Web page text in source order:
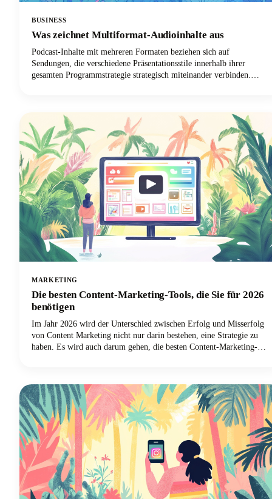
BUSINESS
Was zeichnet Multiformat-Audioinhalte aus
Podcast-Inhalte mit mehreren Formaten beziehen sich auf
Sendungen, die verschiedene Präsentationsstile innerhalb ihrer
gesamten Programmstrategie strategisch miteinander verbinden.
Geschichtenerzählens einbinden oder interaktive Live-Abschnitte
integrieren.
MARKETING
Die besten Content-Marketing-Tools, die Sie für 2026
benötigen
Im Jahr 2026 wird der Unterschied zwischen Erfolg und Misserfolg
von Content Marketing nicht nur darin bestehen, eine Strategie zu
haben. Es wird auch darum gehen, die besten Content-Marketing-